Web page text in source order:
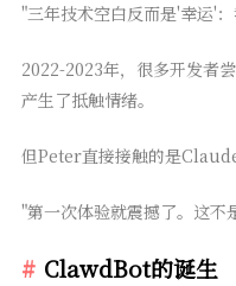
"三年技术空白反而是'幸运'
2022-2023年，很多开发者
产生了抵触情绪。
但Peter直接接触的是
"第一次体验就震撼了。这不
ClawdBot的诞生